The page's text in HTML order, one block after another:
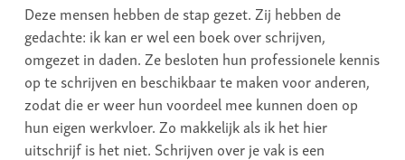
Deze mensen hebben de stap gezet. Zij hebben de
gedachte: ik kan er wel een boek over schrijven,
omgezet in daden. Ze besloten hun professionele kennis
op te schrijven en beschikbaar te maken voor anderen,
zodat die er weer hun voordeel mee kunnen doen op
hun eigen werkvloer. Zo makkelijk als ik het hier
uitschrijf is het niet. Schrijven over je vak is een